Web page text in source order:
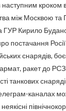
кроком
між Москвою
ГУР Кирило
постачання Росії
снарядів,
ракет до
танкових
каналах